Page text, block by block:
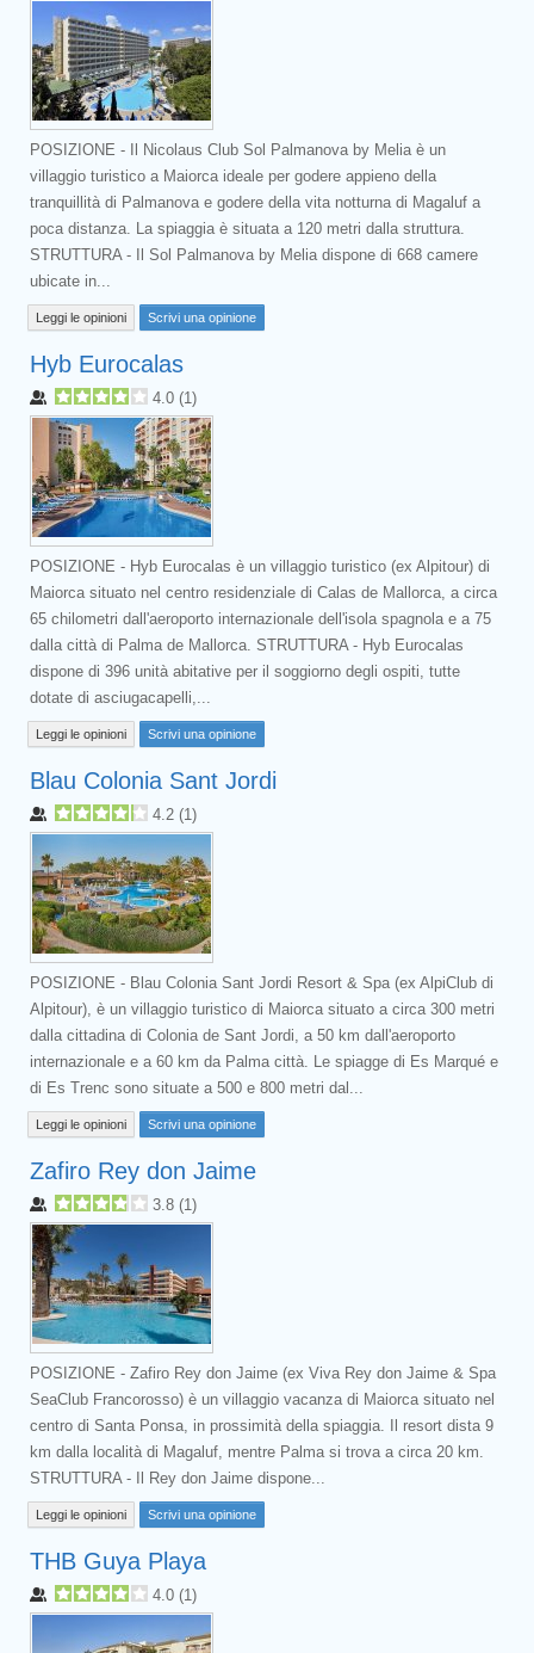
POSIZIONE - Il Nicolaus Club Sol Palmanova by Melia è un
villaggio turistico a Maiorca ideale per godere appieno della
tranquillità di Palmanova e godere della vita notturna di Magaluf a
poca distanza. La spiaggia è situata a 120 metri dalla struttura.
STRUTTURA - Il Sol Palmanova by Melia dispone di 668 camere
ubicate in...
Leggi le opinioni Scrivi una opinione
Hyb Eurocalas
4.0 (1)
POSIZIONE - Hyb Eurocalas è un villaggio turistico (ex Alpitour) di
Maiorca situato nel centro residenziale di Calas de Mallorca, a circa
65 chilometri dall'aeroporto internazionale dell'isola spagnola e a 75
dalla città di Palma de Mallorca. STRUTTURA - Hyb Eurocalas
dispone di 396 unità abitative per il soggiorno degli ospiti, tutte
dotate di asciugacapelli,...
Leggi le opinioni Scrivi una opinione
Blau Colonia Sant Jordi
4.2 (1)
POSIZIONE - Blau Colonia Sant Jordi Resort & Spa (ex AlpiClub di
Alpitour), è un villaggio turistico di Maiorca situato a circa 300 metri
dalla cittadina di Colonia de Sant Jordi, a 50 km dall'aeroporto
internazionale e a 60 km da Palma città. Le spiagge di Es Marqué e
di Es Trenc sono situate a 500 e 800 metri dal...
Leggi le opinioni Scrivi una opinione
Zafiro Rey don Jaime
3.8 (1)
POSIZIONE - Zafiro Rey don Jaime (ex Viva Rey don Jaime & Spa
SeaClub Francorosso) è un villaggio vacanza di Maiorca situato nel
centro di Santa Ponsa, in prossimità della spiaggia. Il resort dista 9
km dalla località di Magaluf, mentre Palma si trova a circa 20 km.
STRUTTURA - Il Rey don Jaime dispone...
Leggi le opinioni Scrivi una opinione
THB Guya Playa
4.0 (1)